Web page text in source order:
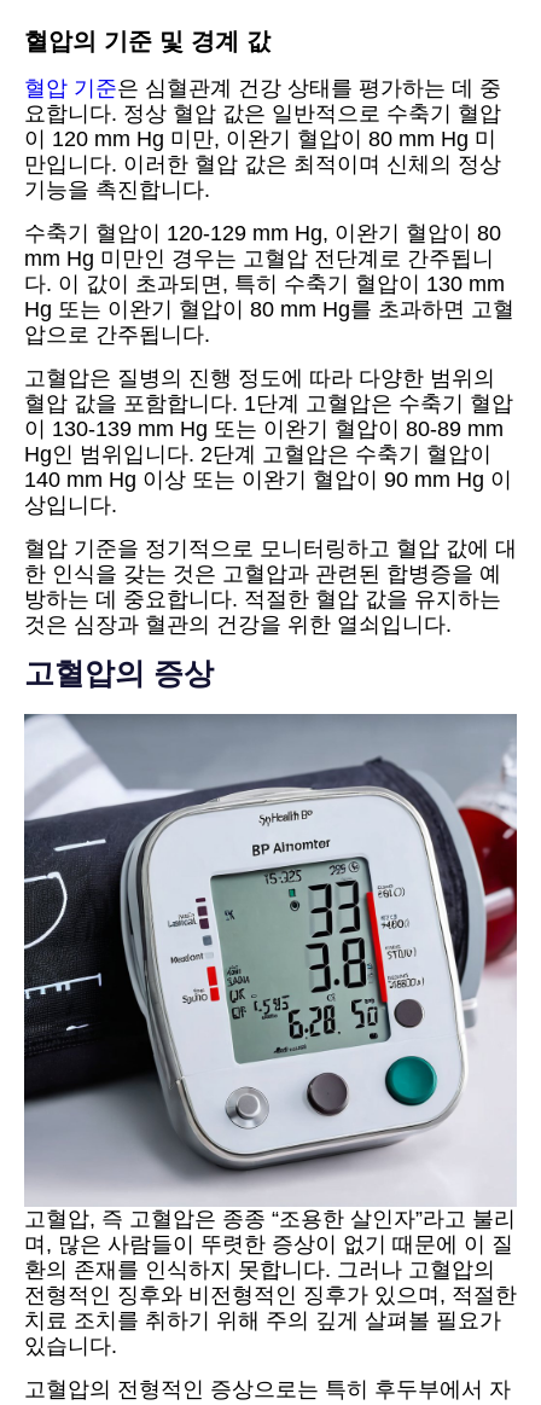
혈압의 기준 및 경계 값
혈압 기준은 심혈관계 건강 상태를 평가하는 데 중
요합니다. 정상 혈압 값은 일반적으로 수축기 혈압
이 120 mm Hg 미만, 이완기 혈압이 80 mm Hg 미
만입니다. 이러한 혈압 값은 최적이며 신체의 정상
기능을 촉진합니다.
수축기 혈압이 120-129 mm Hg, 이완기 혈압이 80
mm Hg 미만인 경우는 고혈압 전단계로 간주됩니
다. 이 값이 초과되면, 특히 수축기 혈압이 130 mm
Hg 또는 이완기 혈압이 80 mm Hg를 초과하면 고혈
압으로 간주됩니다.
고혈압은 질병의 진행 정도에 따라 다양한 범위의
혈압 값을 포함합니다. 1단계 고혈압은 수축기 혈압
이 130-139 mm Hg 또는 이완기 혈압이 80-89 mm
Hg인 범위입니다. 2단계 고혈압은 수축기 혈압이
140 mm Hg 이상 또는 이완기 혈압이 90 mm Hg 이
상입니다.
혈압 기준을 정기적으로 모니터링하고 혈압 값에 대
한 인식을 갖는 것은 고혈압과 관련된 합병증을 예
방하는 데 중요합니다. 적절한 혈압 값을 유지하는
것은 심장과 혈관의 건강을 위한 열쇠입니다.
고혈압의 증상
고혈압, 즉 고혈압은 종종 “조용한 살인자”라고 불리
며, 많은 사람들이 뚜렷한 증상이 없기 때문에 이 질
환의 존재를 인식하지 못합니다. 그러나 고혈압의
전형적인 징후와 비전형적인 징후가 있으며, 적절한
치료 조치를 취하기 위해 주의 깊게 살펴볼 필요가
있습니다.
고혈압의 전형적인 증상으로는 특히 후두부에서 자